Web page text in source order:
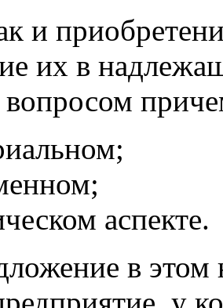
и
их в
аспекте.
в